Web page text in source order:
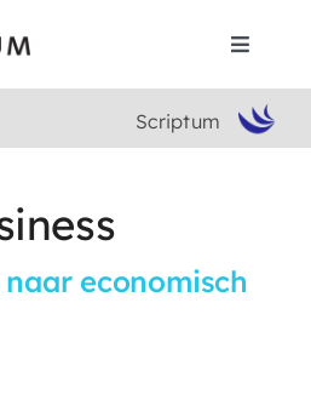
Toggle
Scriptum
economisch